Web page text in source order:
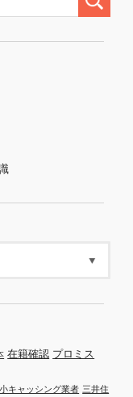
在籍確認 プロミス
キャッシング業者 三井住